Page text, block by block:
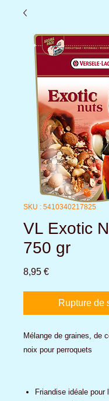
SKU : 5410340217825
VL Exotic
750 gr
8,95 €Prix
Rupture de
Mélange de graines, de
noix pour perroquets
Friandise idéale pour